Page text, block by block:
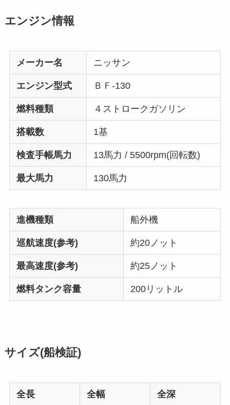
エンジン情報
メーカー名 ニッサン
エンジン型式 ＢＦ-130
燃料種類 ４ストロークガソリン
搭載数 1基
検査手帳馬力 13馬力 / 5500rpm(回転数)
最大馬力 130馬力
進機種類 船外機
巡航速度(参考) 約20ノット
最高速度(参考) 約25ノット
燃料タンク容量 200リットル
サイズ(船検証)
全長 全幅 全深